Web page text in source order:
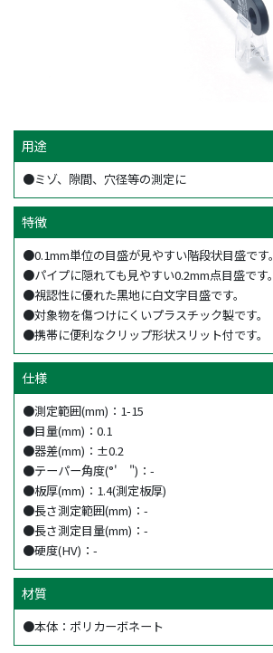
用途
●ミゾ、隙間、穴径等の測定に
特徴
●0.1mm単位の目盛が見やすい階段状目盛です。
●パイプに隠れても見やすい0.2mm点目盛です。
●視認性に優れた黒地に白文字目盛です。
●対象物を傷つけにくいプラスチック製です。
●携帯に便利なクリップ形状スリット付です。
仕様
●測定範囲(mm)：1-15
●目量(mm)：0.1
●器差(mm)：±0.2
●テーパー角度(°' ")：-
●板厚(mm)：1.4(測定板厚)
●長さ測定範囲(mm)：-
●長さ測定目量(mm)：-
●硬度(HV)：-
材質
●本体：ポリカーボネート